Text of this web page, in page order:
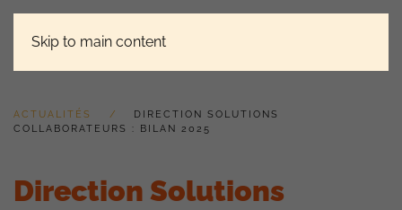
Skip to main content
ACTUALITÉS
DIRECTION SOLUTIONS
COLLABORATEURS : BILAN 2025
Direction Solutions